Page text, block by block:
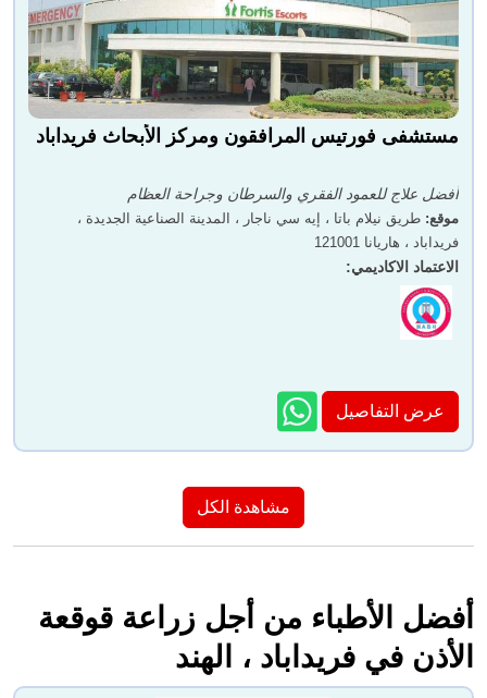
مستشفى فورتيس المرافقون ومركز الأبحاث فريداباد
أفضل علاج للعمود الفقري والسرطان وجراحة العظام
موقع: طريق نيلام باتا ، إيه سي ناجار ، المدينة الصناعية الجديدة ،
فريداباد ، هاريانا 121001
الاعتماد الاكاديمي:
عرض التفاصيل
مشاهدة الكل
أفضل الأطباء من أجل زراعة قوقعة
الأذن في فريداباد ، الهند